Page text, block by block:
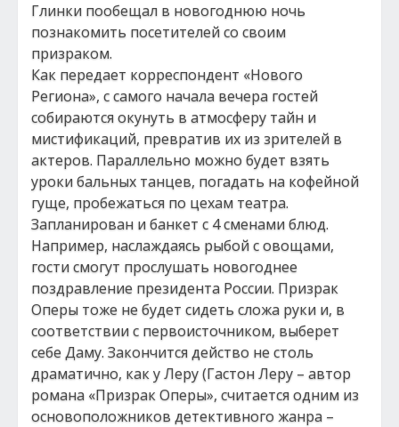
Глинки пообещал в новогоднюю ночь
познакомить посетителей со своим
призраком.
Как передает корреспондент «Нового
Региона», с самого начала вечера гостей
собираются окунуть в атмосферу тайн и
мистификаций, превратив их из зрителей в
актеров. Параллельно можно будет взять
уроки бальных танцев, погадать на кофейной
гуще, пробежаться по цехам театра.
Запланирован и банкет с 4 сменами блюд.
Например, наслаждаясь рыбой с овощами,
гости смогут прослушать новогоднее
поздравление президента России. Призрак
Оперы тоже не будет сидеть сложа руки и, в
соответствии с первоисточником, выберет
себе Даму. Закончится действо не столь
драматично, как у Леру (Гастон Леру – автор
романа «Призрак Оперы», считается одним из
основоположников детективного жанра –